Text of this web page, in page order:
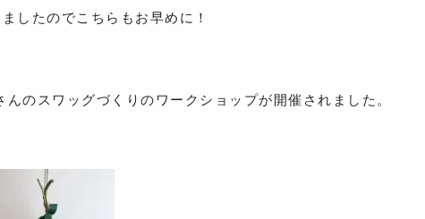
したのでこちらもお早めに！
のスワッグづくりのワークショップが開催されました。